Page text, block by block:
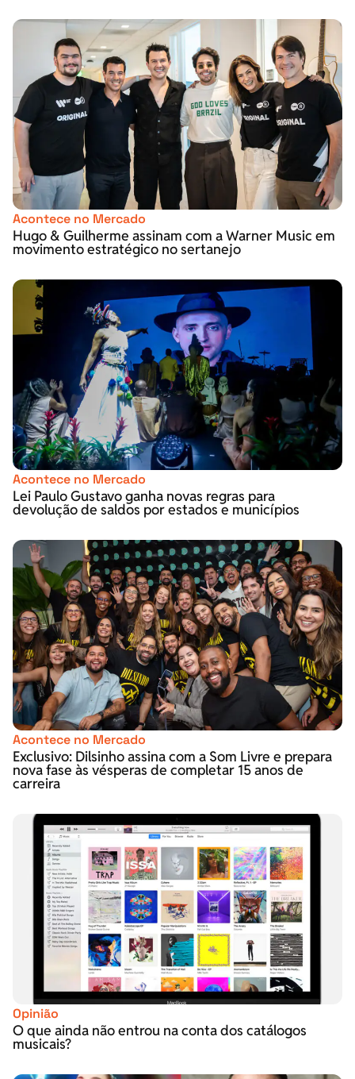
Acontece no Mercado
Hugo & Guilherme assinam com a Warner Music em
movimento estratégico no sertanejo
Acontece no Mercado
Lei Paulo Gustavo ganha novas regras para
devolução de saldos por estados e municípios
Acontece no Mercado
Exclusivo: Dilsinho assina com a Som Livre e prepara
nova fase às vésperas de completar 15 anos de
carreira
Opinião
O que ainda não entrou na conta dos catálogos
musicais?